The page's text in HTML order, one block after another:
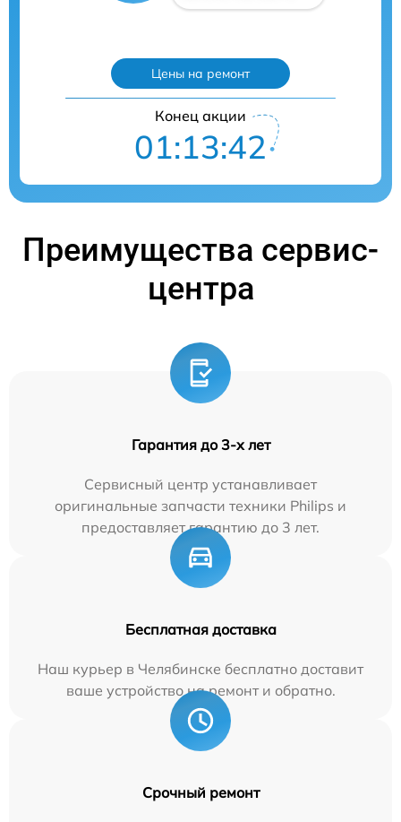
Цены на ремонт
Конец акции
01:13:41
Преимущества сервис-
центра
Гарантия до 3-х лет
Сервисный центр устанавливает
оригинальные запчасти техники Philips и
предоставляет гарантию до 3 лет.
Бесплатная доставка
Наш курьер в Челябинске бесплатно доставит
ваше устройство на ремонт и обратно.
Срочный ремонт